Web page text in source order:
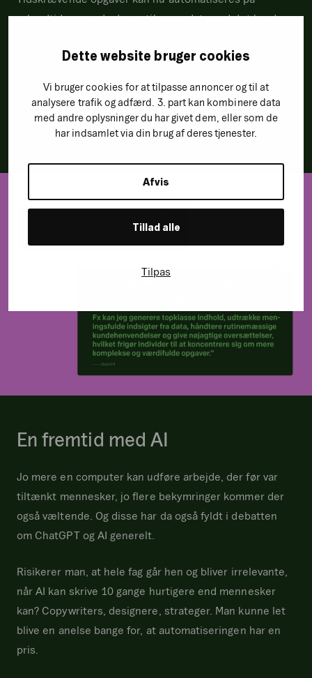
Dette website bruger cookies
Vi bruger cookies for at tilpasse annoncer og til at
analysere trafik og adfærd. 3. part kan kombinere data
med andre oplysninger du har givet dem, eller som de
har indsamlet via din brug af deres tjenester.
Afvis
Tillad alle
Tilpas
rekordtid, og med adgang til mere data end det havde
nyttighed går et lige så stort spørgsmål:hvad er
konsekvenserne så?
En fremtid med AI
Jo mere en computer kan udføre arbejde, der før var
tiltænkt mennesker, jo flere bekymringer kommer der
også væltende. Og disse har da også fyldt i debatten
om ChatGPT og AI generelt.
Risikerer man, at hele fag går hen og bliver irrelevante,
når AI kan skrive 10 gange hurtigere end mennesker
kan? Copywriters, designere, strateger. Man kunne let
blive en anelse bange for, at automatiseringen har en
pris.